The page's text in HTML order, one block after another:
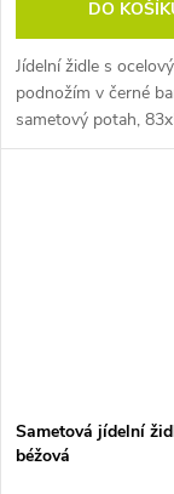
DO
Jídelní židle s
podnožím v černé
sametový potah,
Pozn. Židle
Sametová jídelní
béžová